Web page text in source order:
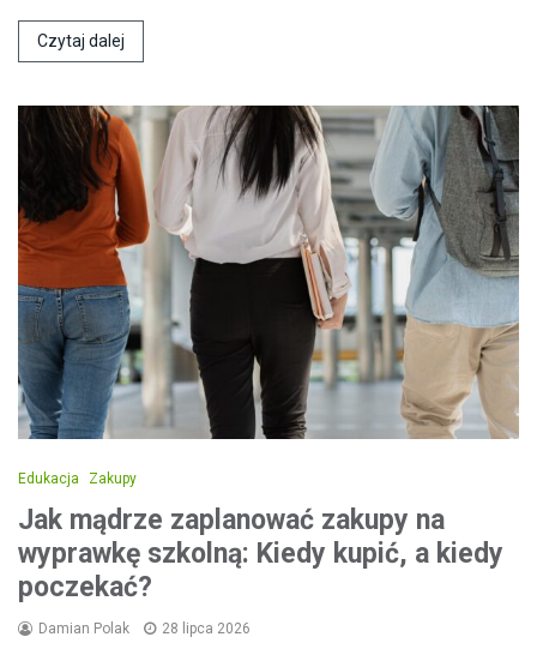
Czytaj dalej
Edukacja Zakupy
Jak mądrze zaplanować zakupy na
wyprawkę szkolną: Kiedy kupić, a kiedy
poczekać?
Damian Polak 28 lipca 2026